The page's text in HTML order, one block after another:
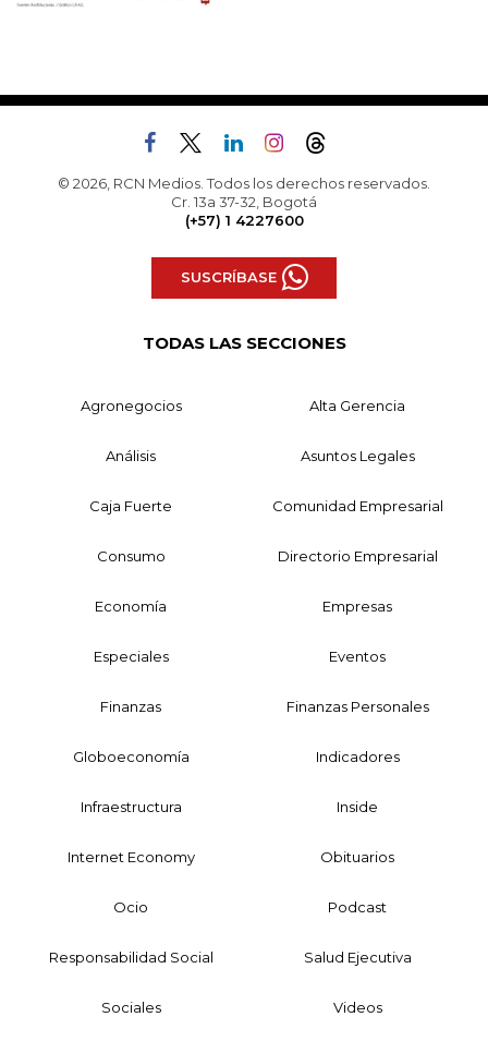
© 2026, RCN Medios. Todos los derechos reservados.
Cr. 13a 37-32, Bogotá
(+57) 1 4227600
SUSCRÍBASE
TODAS LAS SECCIONES
Agronegocios Alta Gerencia
Análisis Asuntos Legales
Caja Fuerte Comunidad Empresarial
Consumo Directorio Empresarial
Economía Empresas
Especiales Eventos
Finanzas Finanzas Personales
Globoeconomía Indicadores
Infraestructura Inside
Internet Economy Obituarios
Ocio Podcast
Responsabilidad Social Salud Ejecutiva
Sociales Videos